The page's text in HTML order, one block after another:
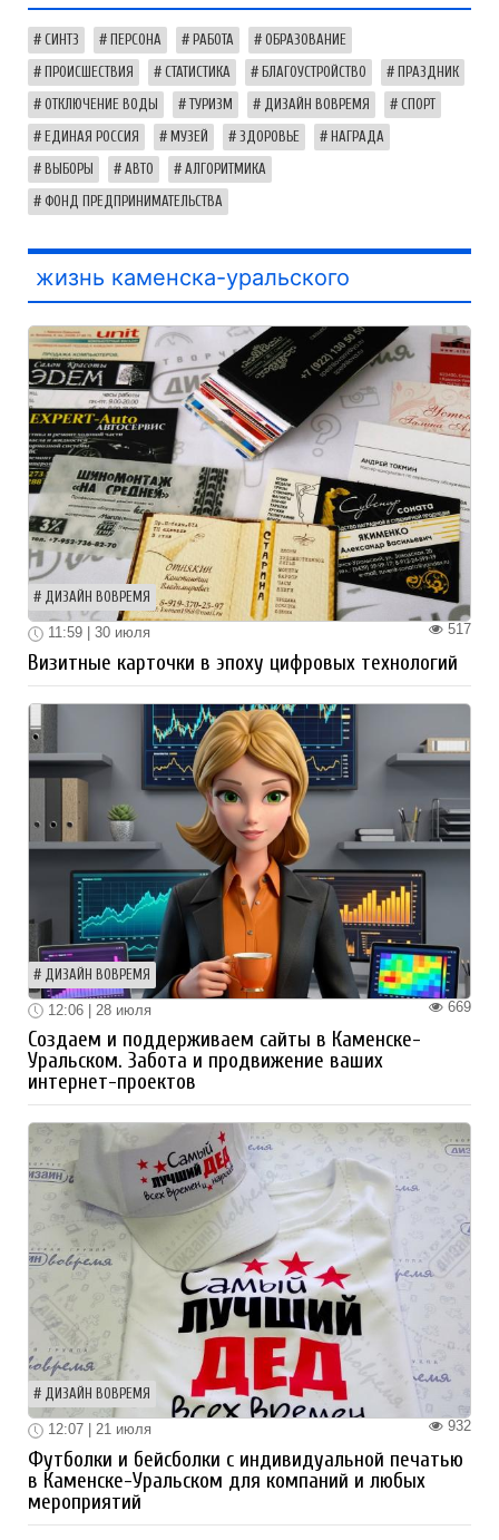
СИНТЗ ПЕРСОНА РАБОТА ОБРАЗОВАНИЕ
ПРОИСШЕСТВИЯ СТАТИСТИКА БЛАГОУСТРОЙСТВО ПРАЗДНИК
ОТКЛЮЧЕНИЕ ВОДЫ ТУРИЗМ ДИЗАЙН ВОВРЕМЯ СПОРТ
ЕДИНАЯ РОССИЯ МУЗЕЙ ЗДОРОВЬЕ НАГРАДА
ВЫБОРЫ АВТО АЛГОРИТМИКА
ФОНД ПРЕДПРИНИМАТЕЛЬСТВА
жизнь каменска-уральского
ДИЗАЙН ВОВРЕМЯ
517
11:59 | 30 июля
Визитные карточки в эпоху цифровых технологий
ДИЗАЙН ВОВРЕМЯ
669
12:06 | 28 июля
Создаем и поддерживаем сайты в Каменске-
Уральском. Забота и продвижение ваших
интернет-проектов
ДИЗАЙН ВОВРЕМЯ
932
12:07 | 21 июля
Футболки и бейсболки с индивидуальной печатью
в Каменске-Уральском для компаний и любых
мероприятий